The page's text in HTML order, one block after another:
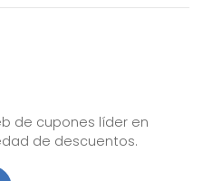
de cupones líder en
de descuentos.